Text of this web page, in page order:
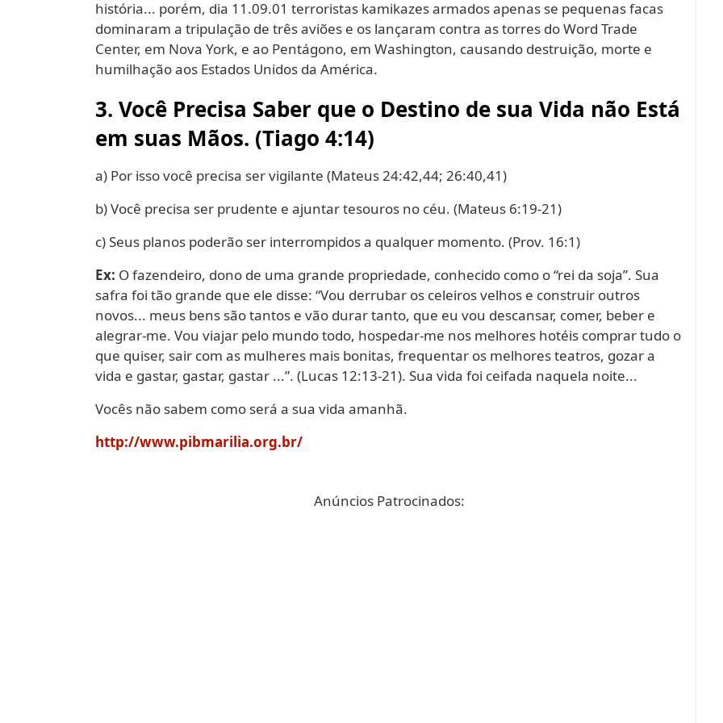
história... porém, dia 11.09.01 terroristas kamikazes armados apenas se pequenas facas
dominaram a tripulação de três aviões e os lançaram contra as torres do Word Trade
Center, em Nova York, e ao Pentágono, em Washington, causando destruição, morte e
humilhação aos Estados Unidos da América.
3. Você Precisa Saber que o Destino de sua Vida não Está
em suas Mãos. (Tiago 4:14)
a) Por isso você precisa ser vigilante (Mateus 24:42,44; 26:40,41)
b) Você precisa ser prudente e ajuntar tesouros no céu. (Mateus 6:19-21)
c) Seus planos poderão ser interrompidos a qualquer momento. (Prov. 16:1)
Ex: O fazendeiro, dono de uma grande propriedade, conhecido como o “rei da soja”. Sua
safra foi tão grande que ele disse: “Vou derrubar os celeiros velhos e construir outros
novos... meus bens são tantos e vão durar tanto, que eu vou descansar, comer, beber e
alegrar-me. Vou viajar pelo mundo todo, hospedar-me nos melhores hotéis comprar tudo o
que quiser, sair com as mulheres mais bonitas, frequentar os melhores teatros, gozar a
vida e gastar, gastar, gastar ...”. (Lucas 12:13-21). Sua vida foi ceifada naquela noite...
Vocês não sabem como será a sua vida amanhã.
http://www.pibmarilia.org.br/
Anúncios Patrocinados: